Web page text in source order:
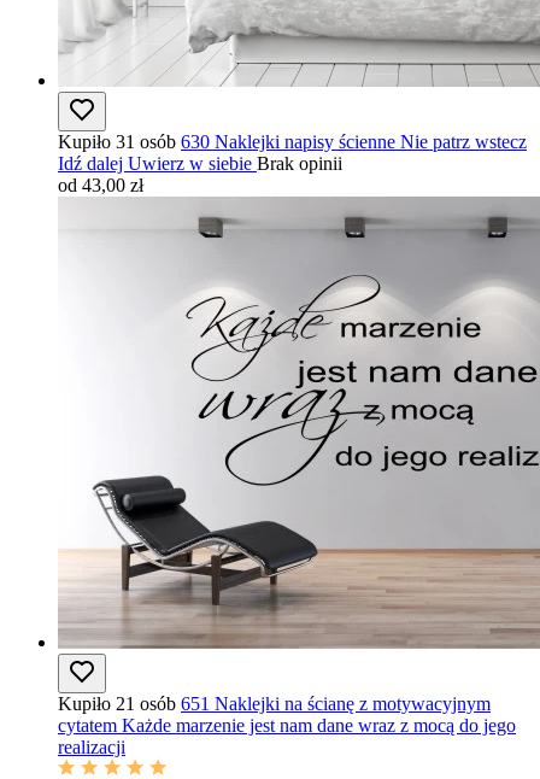
Kupiło 31 osób 630 Naklejki napisy ścienne Nie patrz wstecz
Idź dalej Uwierz w siebie Brak opinii
od 43,00 zł
Kupiło 21 osób 651 Naklejki na ścianę z motywacyjnym
cytatem Każde marzenie jest nam dane wraz z mocą do jego
realizacji